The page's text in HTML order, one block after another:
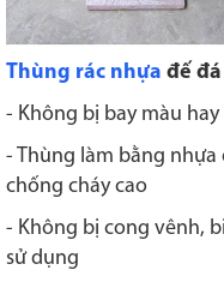
Thùng rác nhựa đế
- Không bị bay màu
- Thùng làm bằng
chống cháy cao
- Không bị cong vênh,
sử dụng